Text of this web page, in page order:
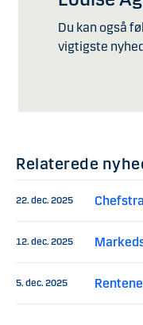
Du kan også
vigtigste
Relaterede
22. dec. 2025
12. dec. 2025
5. dec. 2025